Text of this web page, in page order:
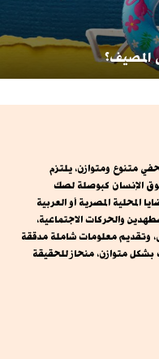
المصيف؟
متنوع ومتوازن، يلتزم
الإنسان كبوصلة لصك
المصرية أو العربية
والحركات الاجتماعية،
وتقديم معلومات شاملة مدققة
بشكل متوازن، منحاز للحقيقة